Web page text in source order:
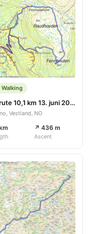
Walking
Gårute 10,1 km 13. juni 2026
Vestland, NO
↗ 436 m
Ascent